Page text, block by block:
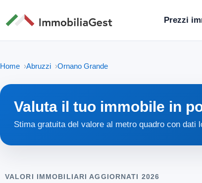
Prezzi
Home Abruzzi Ornano Grande
Valuta il tuo immobile in
Stima gratuita del valore al metro quadro con dati
VALORI IMMOBILIARI AGGIORNATI 2026